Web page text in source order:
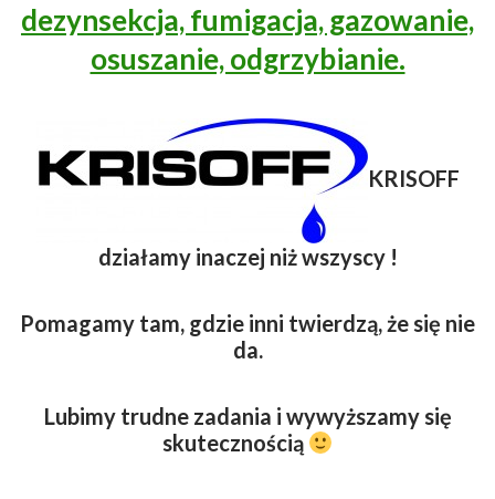
dezynsekcja, fumigacja, gazowanie,
osuszanie, odgrzybianie.
KRISOFF
działamy inaczej niż wszyscy !
Pomagamy tam, gdzie inni twierdzą, że się nie
da.
Lubimy trudne zadania i wywyższamy się
skutecznością